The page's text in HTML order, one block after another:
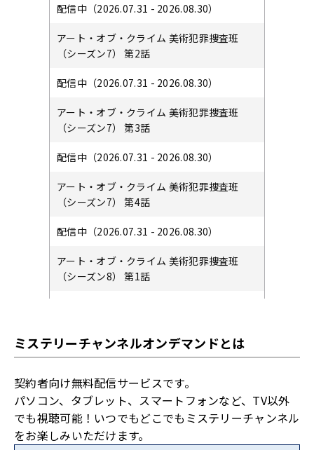
配信中（2026.07.31 - 2026.08.30）
アート・オブ・クライム 美術犯罪捜査班
（シーズン7） 第2話
配信中（2026.07.31 - 2026.08.30）
アート・オブ・クライム 美術犯罪捜査班
（シーズン7） 第3話
配信中（2026.07.31 - 2026.08.30）
アート・オブ・クライム 美術犯罪捜査班
（シーズン7） 第4話
配信中（2026.07.31 - 2026.08.30）
アート・オブ・クライム 美術犯罪捜査班
（シーズン8） 第1話
アート・オブ・クライム 美術犯罪捜査班
（シーズン8） 第2話
配信中（2026.07.31 - 2026.08.30）
アート・オブ・クライム 美術犯罪捜査班
（シーズン8） 第3話
ミステリーチャンネルオンデマンドとは
契約者向け無料配信サービスです。
パソコン、タブレット、スマートフォンなど、TV以外
でも視聴可能！いつでもどこでもミステリーチャンネル
をお楽しみいただけます。